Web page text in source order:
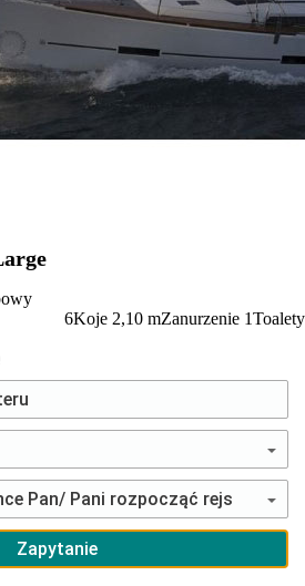
6Koje 2,10 mZanurzenie 1Toalety